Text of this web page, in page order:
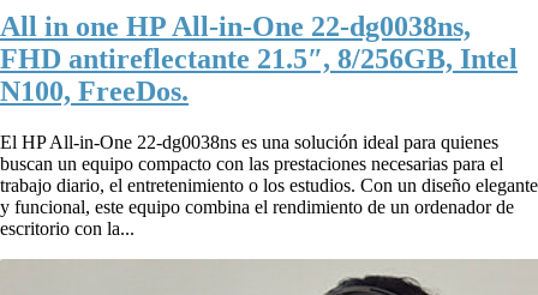
All in one HP All-in-One 22-dg0038ns,
FHD antireflectante 21.5″, 8/256GB, Intel
N100, FreeDos.
El HP All-in-One 22-dg0038ns es una solución ideal para quienes
buscan un equipo compacto con las prestaciones necesarias para el
trabajo diario, el entretenimiento o los estudios. Con un diseño elegante
y funcional, este equipo combina el rendimiento de un ordenador de
escritorio con la...